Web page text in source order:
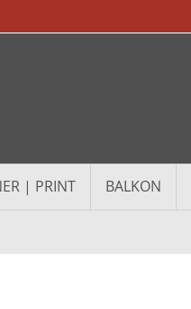
| PRINT BALKON